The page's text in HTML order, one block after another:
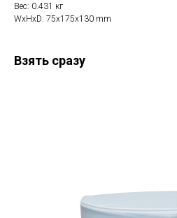
Вес: 0.431 кг
WxHxD: 75x175x130 mm
Взять сразу